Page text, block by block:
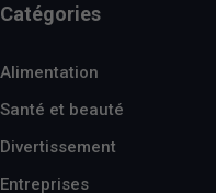
Catégories
Alimentation
Santé et beauté
Divertissement
Entreprises